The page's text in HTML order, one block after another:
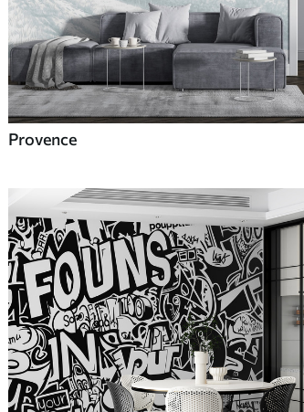
Provence